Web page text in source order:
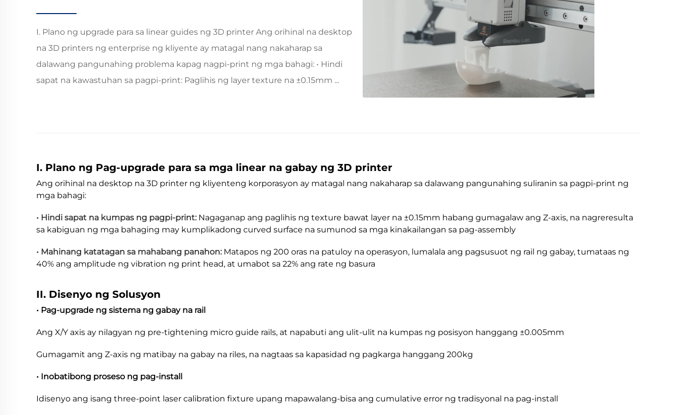
I. Plano ng upgrade para sa linear guides ng 3D printer Ang orihinal na desktop
na 3D printers ng enterprise ng kliyente ay matagal nang nakaharap sa
dalawang pangunahing problema kapag nagpi-print ng mga bahagi: • Hindi
sapat na kawastuhan sa pagpi-print: Paglihis ng layer texture na ±0.15mm ...
I. Plano ng Pag-upgrade para sa mga linear na gabay ng 3D printer
Ang orihinal na desktop na 3D printer ng kliyenteng korporasyon ay matagal nang nakaharap sa dalawang pangunahing suliranin sa pagpi-print ng
mga bahagi:
• Hindi sapat na kumpas ng pagpi-print: Nagaganap ang paglihis ng texture bawat layer na ±0.15mm habang gumagalaw ang Z-axis, na nagreresulta
sa kabiguan ng mga bahaging may kumplikadong curved surface na sumunod sa mga kinakailangan sa pag-assembly
• Mahinang katatagan sa mahabang panahon: Matapos ng 200 oras na patuloy na operasyon, lumalala ang pagsusuot ng rail ng gabay, tumataas ng
40% ang amplitude ng vibration ng print head, at umabot sa 22% ang rate ng basura
II. Disenyo ng Solusyon
• Pag-upgrade ng sistema ng gabay na rail
Ang X/Y axis ay nilagyan ng pre-tightening micro guide rails, at napabuti ang ulit-ulit na kumpas ng posisyon hanggang ±0.005mm
Gumagamit ang Z-axis ng matibay na gabay na riles, na nagtaas sa kapasidad ng pagkarga hanggang 200kg
• Inobatibong proseso ng pag-install
Idisenyo ang isang three-point laser calibration fixture upang mapawalang-bisa ang cumulative error ng tradisyonal na pag-install